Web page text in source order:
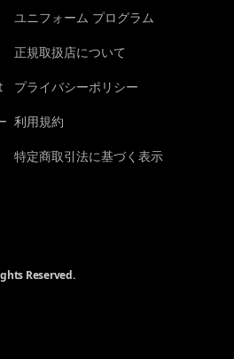
ユニフォーム プログラム
正規取扱店について
プライバシーポリシー
利用規約
特定商取引法に基づく表示
Reserved.